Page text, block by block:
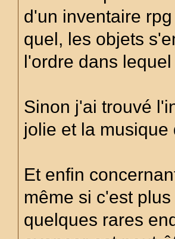
d'un inventaire
quel, les objets
l'ordre dans
Sinon j'ai trouvé
jolie et la
Et enfin
même si c'est
quelques rares